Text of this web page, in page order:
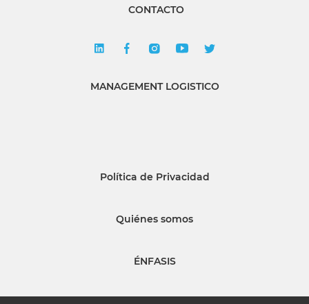
CONTACTO
MANAGEMENT LOGISTICO
Política de Privacidad
Quiénes somos
ÉNFASIS